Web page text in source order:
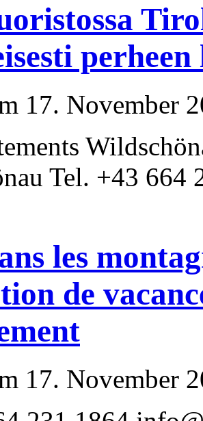
17. November
Tel. +43 664
les
de
17. November